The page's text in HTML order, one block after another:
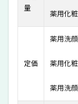
SKIN
洗顔フォ
ーム＆薬
を実際に
量
薬用化
定価
薬用洗
薬用化
薬用洗